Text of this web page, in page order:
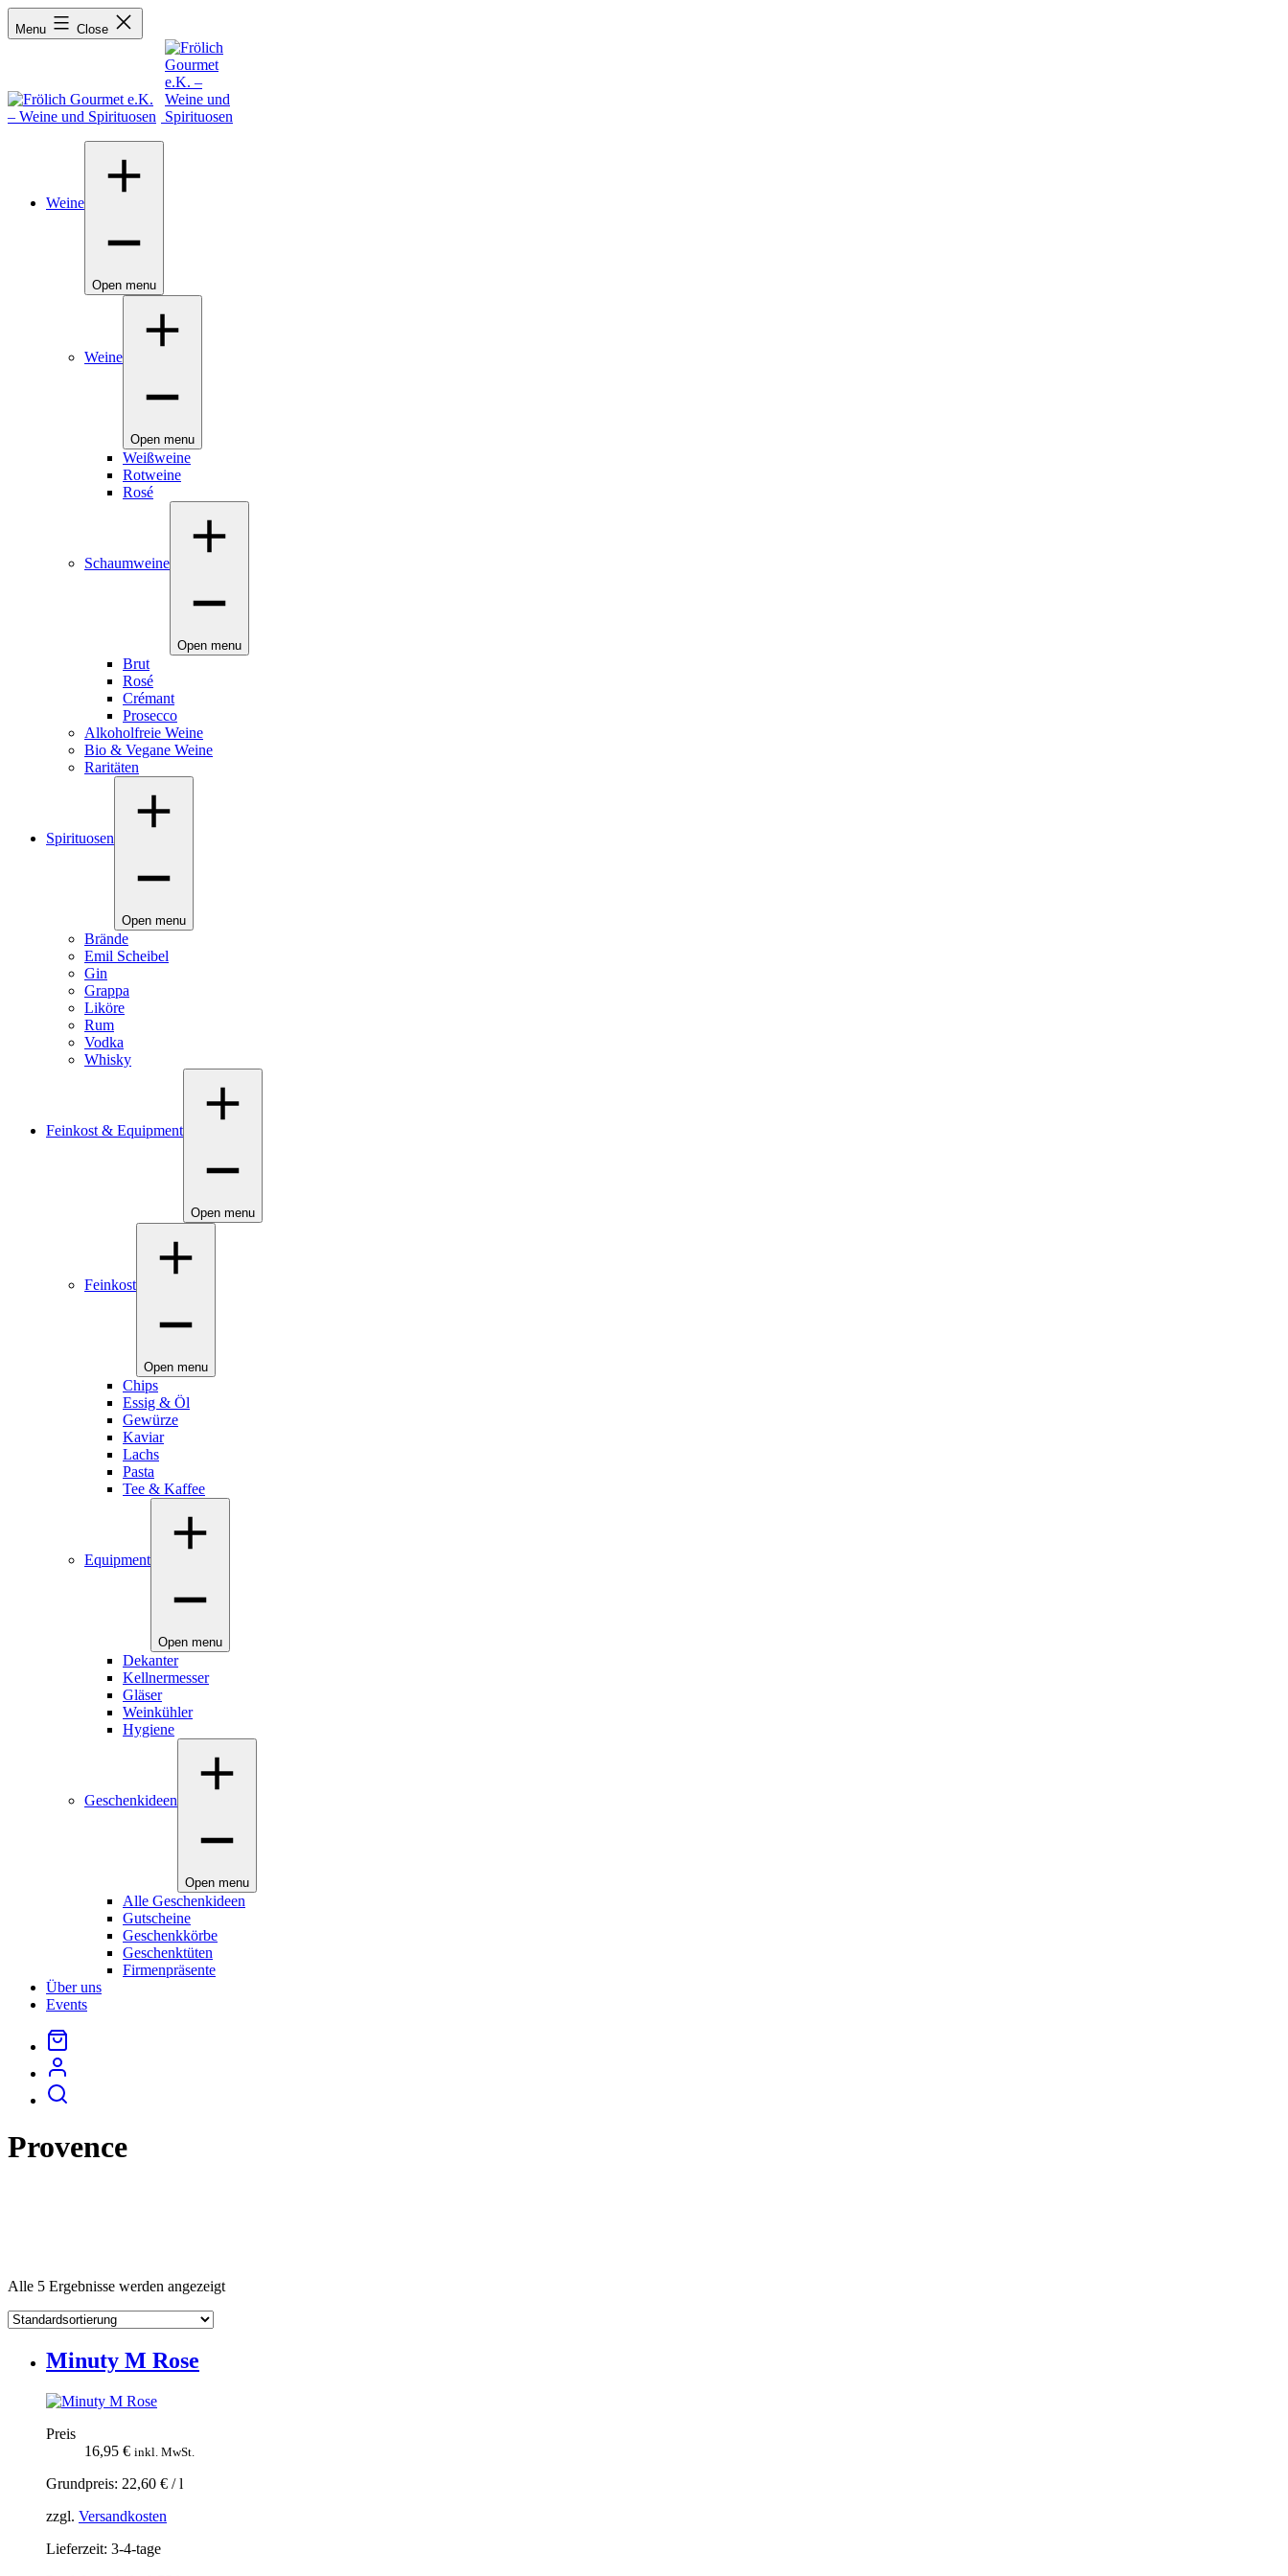
Menu Close
Weine
Open menu
Weine
Open menu
Weißweine
Rotweine
Rosé
Schaumweine
Open menu
Brut
Rosé
Crémant
Prosecco
Alkoholfreie Weine
Bio & Vegane Weine
Raritäten
Spirituosen
Open menu
Brände
Emil Scheibel
Gin
Grappa
Liköre
Rum
Vodka
Whisky
Feinkost & Equipment
Open menu
Feinkost
Open menu
Chips
Essig & Öl
Gewürze
Kaviar
Lachs
Pasta
Tee & Kaffee
Equipment
Open menu
Dekanter
Kellnermesser
Gläser
Weinkühler
Hygiene
Geschenkideen
Open menu
Alle Geschenkideen
Gutscheine
Geschenkkörbe
Geschenktüten
Firmenpräsente
Über uns
Events
Provence
Alle 5 Ergebnisse werden angezeigt
Minuty M Rose
Preis
16,95 € inkl. MwSt.
Grundpreis: 22,60 € /l
zzgl. Versandkosten
Lieferzeit: 3-4-tage